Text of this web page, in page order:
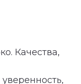
Качества,